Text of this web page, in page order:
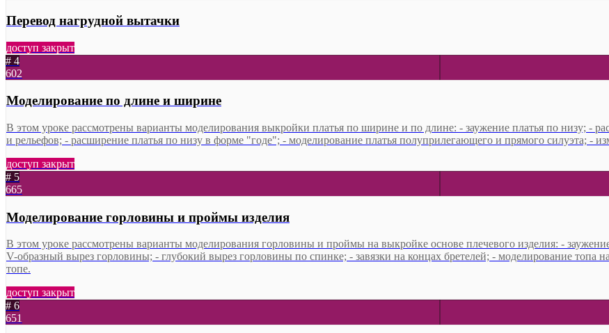
Перевод нагрудной вытачки
доступ закрыт
# 4
602
Моделирование по длине и ширине
В этом уроке рассмотрены варианты моделирования выкройки платья по ширине и по длине: - заужение платья по низу; -
и рельефов; - расширение платья по низу в форме "годе"; - моделирование платья полуприлегающего и прямого силуэта; -
доступ закрыт
# 5
665
Моделирование горловины и проймы изделия
В этом уроке рассмотрены варианты моделирования горловины и проймы на выкройке основе плечевого изделия: -
V-образный вырез горловины; - глубокий вырез горловины по спинке; - завязки на концах бретелей; - моделирование топа
топе.
доступ закрыт
# 6
651